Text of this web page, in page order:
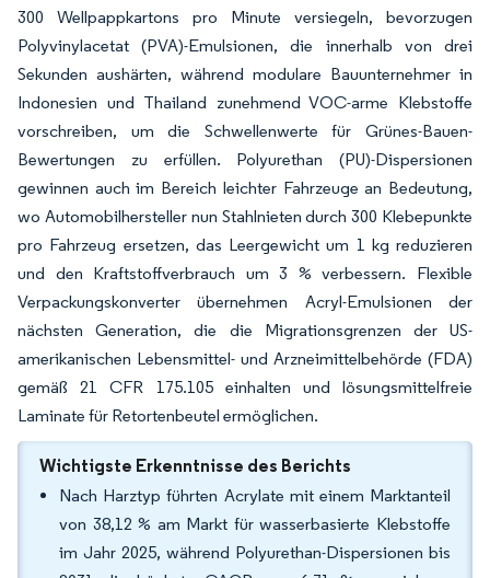
300 Wellpappkartons pro Minute versiegeln, bevorzugen
Polyvinylacetat (PVA)-Emulsionen, die innerhalb von drei
Sekunden aushärten, während modulare Bauunternehmer in
Indonesien und Thailand zunehmend VOC-arme Klebstoffe
vorschreiben, um die Schwellenwerte für Grünes-Bauen-
Bewertungen zu erfüllen. Polyurethan (PU)-Dispersionen
gewinnen auch im Bereich leichter Fahrzeuge an Bedeutung,
wo Automobilhersteller nun Stahlnieten durch 300 Klebepunkte
pro Fahrzeug ersetzen, das Leergewicht um 1 kg reduzieren
und den Kraftstoffverbrauch um 3 % verbessern. Flexible
Verpackungskonverter übernehmen Acryl-Emulsionen der
nächsten Generation, die die Migrationsgrenzen der US-
amerikanischen Lebensmittel- und Arzneimittelbehörde (FDA)
gemäß 21 CFR 175.105 einhalten und lösungsmittelfreie
Laminate für Retortenbeutel ermöglichen.
Wichtigste Erkenntnisse des Berichts
Nach Harztyp führten Acrylate mit einem Marktanteil
von 38,12 % am Markt für wasserbasierte Klebstoffe
im Jahr 2025, während Polyurethan-Dispersionen bis